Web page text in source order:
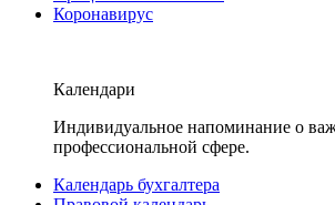
Коронавирус
Календари
Индивидуальное напоминание о
профессиональной сфере.
Календарь бухгалтера